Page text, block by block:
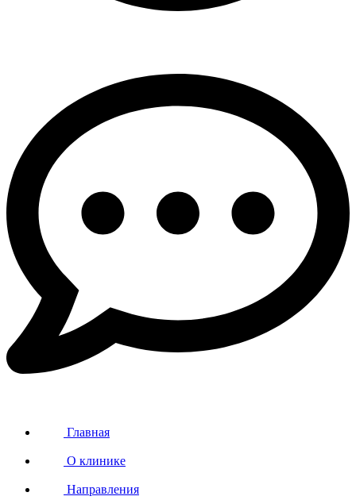
Главная
О клинике
Направления